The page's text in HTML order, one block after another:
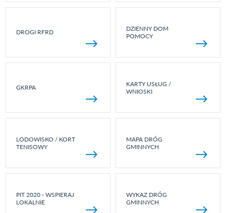
DROGI RFRD
DZIENNY DOM
POMOCY
GKRPA
KARTY USŁUG /
WNIOSKI
LODOWISKO / KORT
TENISOWY
MAPA DRÓG
GMINNYCH
PIT 2020 - WSPIERAJ
LOKALNIE
WYKAZ DRÓG
GMINNYCH